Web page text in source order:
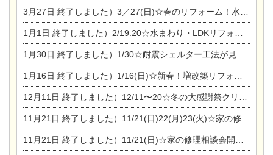
3月27日 終了しました）3／27(日)☆春のリフォーム！水まわりLDKリフォーム相談会&今がチャンス！エアコン相談会
1月1日 終了しました）2/19.20☆水まわり・LDKリフォーム相談会＆エアコン相談会
1月30日 終了しました）1/30☆耐震シェルター工法が見れる完成見学会
1月16日 終了しました）1/16(日)☆新春！増改築リフォーム&家の修理まつり
12月11日 終了しました）12/11〜20☆冬の大感謝祭クリスマス相談会開催
11月21日 終了しました）11/21(日)22(月)23(火)☆家の修理まつり＆増改築リフォーム相談会
11月21日 終了しました）11/21(日)☆家の修理相談会開催 in 扶桑オークビレッジ